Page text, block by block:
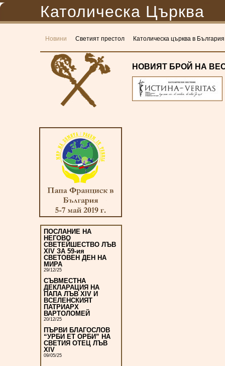
Католическа Църква
Новини Светият престол Католическа църква в България
ПОСЛАНИЕ НА
НЕГОВО
СВЕТЕЙШЕСТВО ЛЪВ
XIV ЗА 59-ия
СВЕТОВЕН ДЕН НА
МИРА
29/12/25
СЪВМЕСТНА
ДЕКЛАРАЦИЯ НА
ПАПА ЛЪВ XIV И
ВСЕЛЕНСКИЯТ
ПАТРИАРХ
ВАРТОЛОМЕЙ
20/12/25
ПЪРВИ БЛАГОСЛОВ
“УРБИ ЕТ ОРБИ” НА
СВЕТИЯ ОТЕЦ ЛЪВ
XIV
09/05/25
НОВИЯТ БРОЙ НА